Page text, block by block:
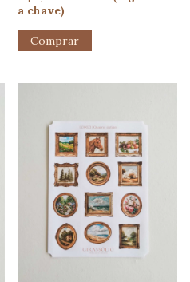
a chave)